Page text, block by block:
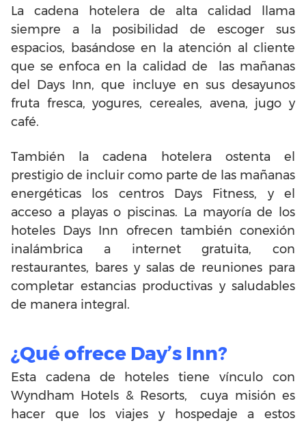
La cadena hotelera de alta calidad llama
siempre a la posibilidad de escoger sus
espacios, basándose en la atención al cliente
que se enfoca en la calidad de las mañanas
del Days Inn, que incluye en sus desayunos
fruta fresca, yogures, cereales, avena, jugo y
café.
También la cadena hotelera ostenta el
prestigio de incluir como parte de las mañanas
energéticas los centros Days Fitness, y el
acceso a playas o piscinas. La mayoría de los
hoteles Days Inn ofrecen también conexión
inalámbrica a internet gratuita, con
restaurantes, bares y salas de reuniones para
completar estancias productivas y saludables
de manera integral.
¿Qué ofrece Day’s Inn?
Esta cadena de hoteles tiene vínculo con
Wyndham Hotels & Resorts, cuya misión es
hacer que los viajes y hospedaje a estos